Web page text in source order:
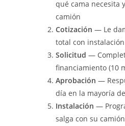
qué cama necesita
camión
Cotización — Le
total con
Solicitud —
financiamiento (10
Aprobación —
día en la mayoría
Instalación —
salga con su